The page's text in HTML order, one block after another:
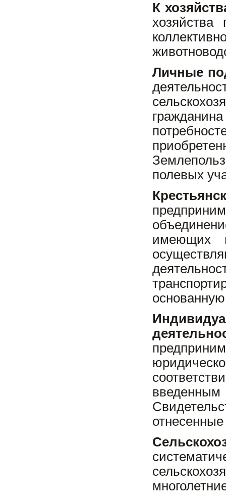
К
Личные
полевых
имеющих